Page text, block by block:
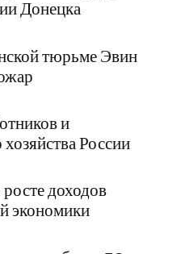
Донецка
тюрьме Эвин
и
России
доходов
экономики